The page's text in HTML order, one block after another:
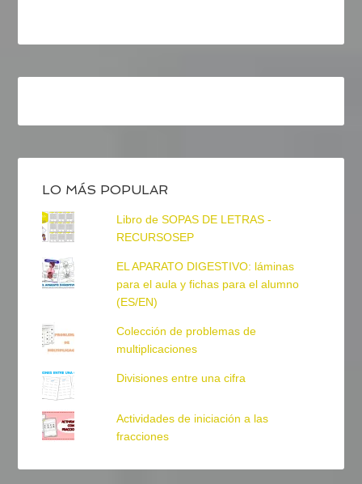
LO MÁS POPULAR
Libro de SOPAS DE LETRAS -
RECURSOSEP
EL APARATO DIGESTIVO: láminas
para el aula y fichas para el alumno
(ES/EN)
Colección de problemas de
multiplicaciones
Divisiones entre una cifra
Actividades de iniciación a las
fracciones